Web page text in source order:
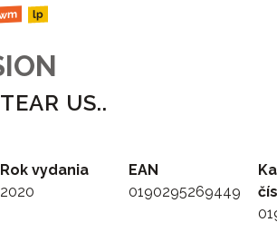
lp
US..
Rok vydania
2020
EAN
0190295269449